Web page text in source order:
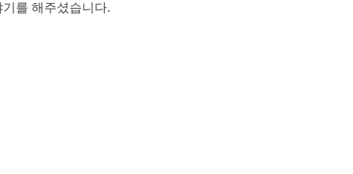
를 해주셨습니다.